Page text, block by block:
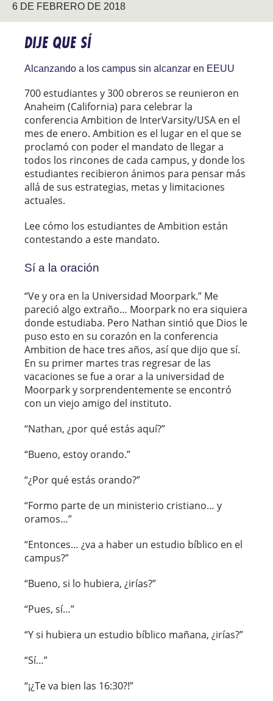
6 DE FEBRERO DE 2018
DIJE QUE SÍ
Alcanzando a los campus sin alcanzar en EEUU
700 estudiantes y 300 obreros se reunieron en
Anaheim (California) para celebrar la
conferencia Ambition de InterVarsity/USA en el
mes de enero. Ambition es el lugar en el que se
proclamó con poder el mandato de llegar a
todos los rincones de cada campus, y donde los
estudiantes recibieron ánimos para pensar más
allá de sus estrategias, metas y limitaciones
actuales.
Lee cómo los estudiantes de Ambition están
contestando a este mandato.
Sí a la oración
“Ve y ora en la Universidad Moorpark.” Me
pareció algo extraño… Moorpark no era siquiera
donde estudiaba. Pero Nathan sintió que Dios le
puso esto en su corazón en la conferencia
Ambition de hace tres años, así que dijo que sí.
En su primer martes tras regresar de las
vacaciones se fue a orar a la universidad de
Moorpark y sorprendentemente se encontró
con un viejo amigo del instituto.
“Nathan, ¿por qué estás aquí?”
“Bueno, estoy orando.”
“¿Por qué estás orando?”
“Formo parte de un ministerio cristiano… y
oramos…”
“Entonces… ¿va a haber un estudio bíblico en el
campus?”
“Bueno, si lo hubiera, ¿irías?”
“Pues, sí…”
“Y si hubiera un estudio bíblico mañana, ¿irías?”
“Sí…”
“¡¿Te va bien las 16:30?!”